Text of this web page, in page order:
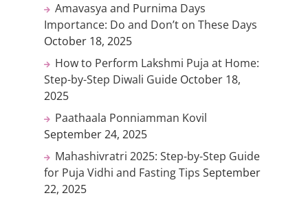
Amavasya and Purnima Days
Importance: Do and Don’t on These Days
October 18, 2025
How to Perform Lakshmi Puja at Home:
Step-by-Step Diwali Guide October 18,
2025
Paathaala Ponniamman Kovil
September 24, 2025
Mahashivratri 2025: Step-by-Step Guide
for Puja Vidhi and Fasting Tips September
22, 2025